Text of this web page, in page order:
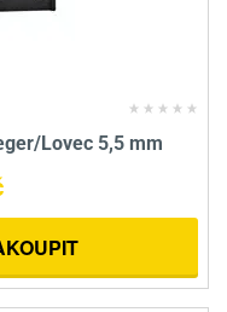
Lovec 5,5 mm